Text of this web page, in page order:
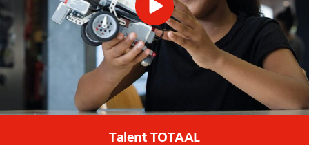
Talent TOTAAL